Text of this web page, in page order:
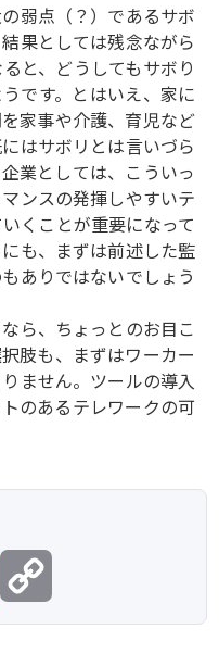
弱点（？）であるサボ
果としては残念ながら
と、どうしてもサボり
です。とはいえ、家に
家事や介護、育児など
はサボリとは言いづら
業としては、こういっ
ンスの発揮しやすいテ
くことが重要になって
も、まずは前述した監
ありではないでしょう
ら、ちょっとのお目こ
肢も、まずはワーカー
ません。ツールの導入
のあるテレワークの可
Line